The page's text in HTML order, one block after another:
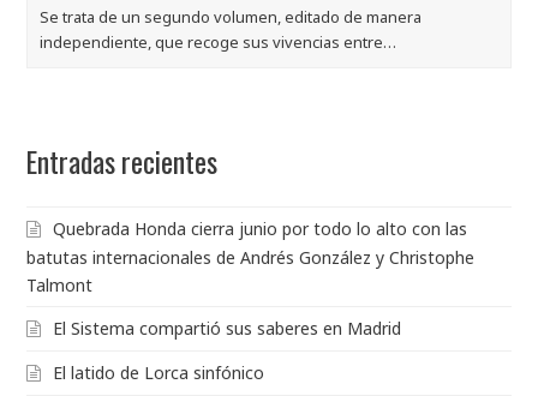
Se trata de un segundo volumen, editado de manera
independiente, que recoge sus vivencias entre…
Entradas recientes
Quebrada Honda cierra junio por todo lo alto con las
batutas internacionales de Andrés González y Christophe
Talmont
El Sistema compartió sus saberes en Madrid
El latido de Lorca sinfónico